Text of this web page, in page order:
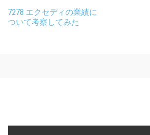
7278 エクセディの業績に
ついて考察してみた